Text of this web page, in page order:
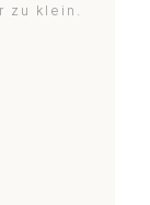
zu klein.